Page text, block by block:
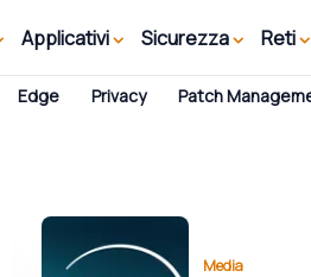
Applicativi Sicurezza Reti
Edge Privacy Patch
Media